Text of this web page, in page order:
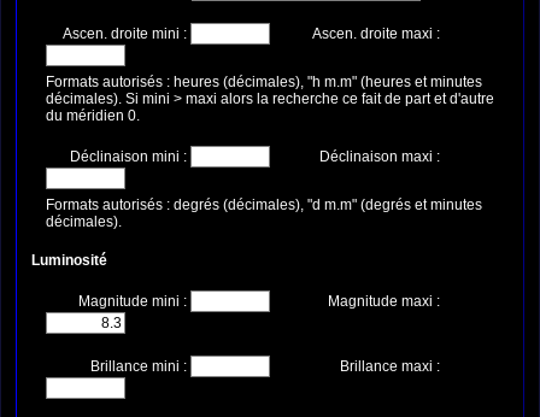
Ascen. droite mini : Ascen. droite maxi :
Formats autorisés : heures (décimales), "h m.m" (heures et minutes
décimales). Si mini > maxi alors la recherche ce fait de part et d'autre
du méridien 0.
Déclinaison mini : Déclinaison maxi :
Formats autorisés : degrés (décimales), "d m.m" (degrés et minutes
décimales).
Luminosité
Magnitude mini : Magnitude maxi :
Brillance mini : Brillance maxi :